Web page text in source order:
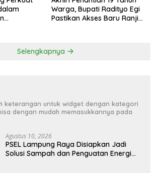
Warga, Bupati Radityo Egi
Pastikan Akses Baru Ranji
Selengkapnya
keterangan untuk widget dengan kategori
dengan mudah memasukkannya pada
Agustus 10, 2026
PSEL Lampung Raya Disiapkan Jadi
Solusi Sampah dan Penguatan Energi